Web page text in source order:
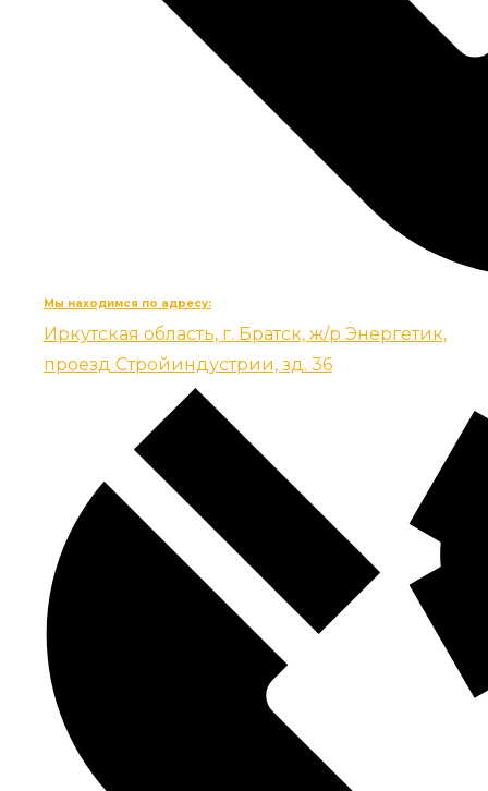
Мы находимся по адресу:
Иркутская область, г. Братск, ж/р Энергетик,
проезд Стройиндустрии, зд. 36